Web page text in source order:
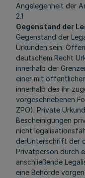
Angelegenheit der
2.1
Gegenstand der
Gegenstand der
Urkunden sein.
deutschem Recht
innerhalb der
einer mit
innerhalb des ihr
vorgeschriebenen
ZPO). Private
Bescheinigungen
nicht
derUnterschrift der
Privatperson durch
anschließende
eine Behörde